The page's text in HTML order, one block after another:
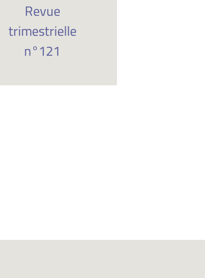
Revue
trimestrielle
n°121